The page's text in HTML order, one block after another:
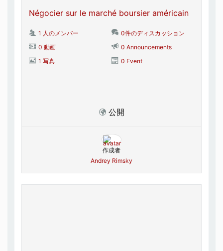
Négocier sur le marché boursier américain
1 人のメンバー
0件のディスカッション
0 動画
0 Announcements
1 写真
0 Event
公開
作成者
Andrey Rimsky